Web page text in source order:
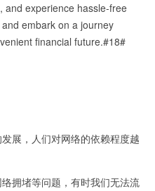
and experience hassle-free
embark on a journey
financial future.#18#
展，人们对网络的依赖程度越
拥堵等问题，有时我们无法流